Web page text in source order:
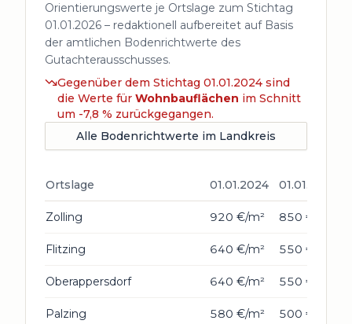
Orientierungswerte je Ortslage zum Stichtag
01.01.2026 – redaktionell aufbereitet auf Basis
der amtlichen Bodenrichtwerte des
Gutachterausschusses.
Gegenüber dem Stichtag 01.01.2024 sind
die Werte für Wohnbauflächen im Schnitt
um -7,8 % zurückgegangen.
Alle Bodenrichtwerte im Landkreis
Ortslage 01.01.2024 01.01.2026
Zolling 920 €/m² 850 €/m²
Flitzing 640 €/m² 550 €/m²
Oberappersdorf 640 €/m² 550 €/m²
Palzing 580 €/m² 500 €/m²